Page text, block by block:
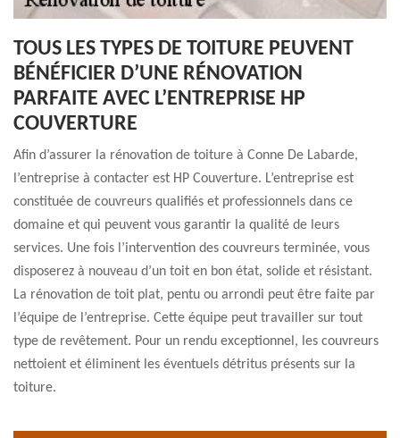
TOUS LES TYPES DE TOITURE PEUVENT
BÉNÉFICIER D’UNE RÉNOVATION
PARFAITE AVEC L’ENTREPRISE HP
COUVERTURE
Afin d’assurer la rénovation de toiture à Conne De Labarde,
l’entreprise à contacter est HP Couverture. L’entreprise est
constituée de couvreurs qualifiés et professionnels dans ce
domaine et qui peuvent vous garantir la qualité de leurs
services. Une fois l’intervention des couvreurs terminée, vous
disposerez à nouveau d’un toit en bon état, solide et résistant.
La rénovation de toit plat, pentu ou arrondi peut être faite par
l’équipe de l’entreprise. Cette équipe peut travailler sur tout
type de revêtement. Pour un rendu exceptionnel, les couvreurs
nettoient et éliminent les éventuels détritus présents sur la
toiture.